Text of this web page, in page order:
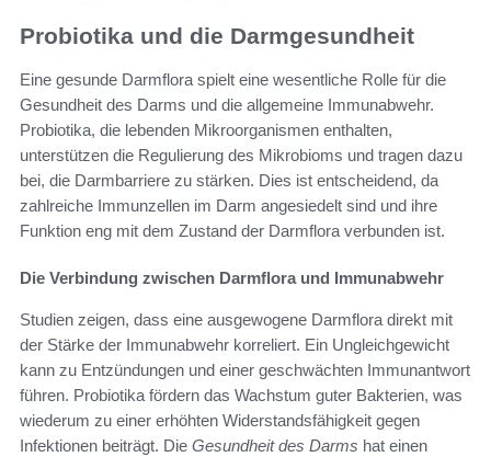
Probiotika und die Darmgesundheit
Eine gesunde Darmflora spielt eine wesentliche Rolle für die
Gesundheit des Darms und die allgemeine Immunabwehr.
Probiotika, die lebenden Mikroorganismen enthalten,
unterstützen die Regulierung des Mikrobioms und tragen dazu
bei, die Darmbarriere zu stärken. Dies ist entscheidend, da
zahlreiche Immunzellen im Darm angesiedelt sind und ihre
Funktion eng mit dem Zustand der Darmflora verbunden ist.
Die Verbindung zwischen Darmflora und Immunabwehr
Studien zeigen, dass eine ausgewogene Darmflora direkt mit
der Stärke der Immunabwehr korreliert. Ein Ungleichgewicht
kann zu Entzündungen und einer geschwächten Immunantwort
führen. Probiotika fördern das Wachstum guter Bakterien, was
wiederum zu einer erhöhten Widerstandsfähigkeit gegen
Infektionen beiträgt. Die Gesundheit des Darms hat einen